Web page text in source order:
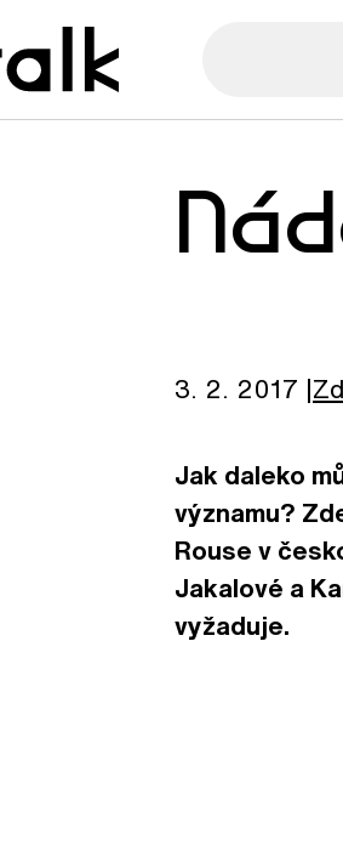
3. 2. 2017
Jak daleko
významu?
Rouse v
Jakalové a
vyžaduje.